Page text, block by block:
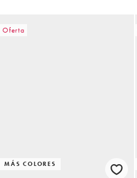
Oferta
MÁS COLORES